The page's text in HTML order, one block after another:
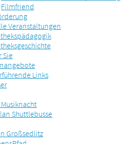
Filmfriend
Veranstaltungen
Sie
Links
Shuttlebusse
Großsedlitz